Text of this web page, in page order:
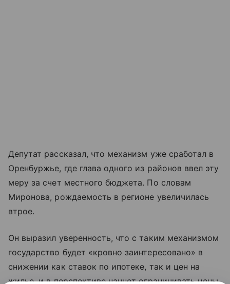
Депутат рассказал, что механизм уже сработал в
Оренбуржье, где глава одного из районов ввел эту
меру за счет местного бюджета. По словам
Миронова, рождаемость в регионе увеличилась
втрое.
Он выразил уверенность, что с таким механизмом
государство будет «кровно заинтересовано» в
снижении как ставок по ипотеке, так и цен на
жилье, и в перспективе начнет ограничивать цены.